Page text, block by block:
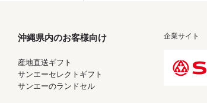
沖縄県内のお客様向け
産地直送ギフト
サンエーセレクトギフト
サンエーのランドセル
企業サイト